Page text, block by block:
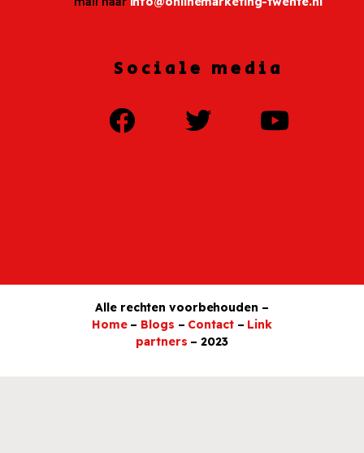
Sociale media
Alle rechten voorbehouden –
Home – Blogs – Contact – Link
partners – 2023